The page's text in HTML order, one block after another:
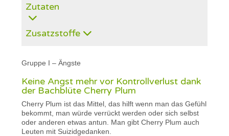
Zutaten
Zusatzstoffe
Gruppe I – Ängste
Keine Angst mehr vor Kontrollverlust dank
der Bachblüte Cherry Plum
Cherry Plum ist das Mittel, das hilft wenn man das Gefühl
bekommt, man würde verrückt werden oder sich selbst
oder anderen etwas antun. Man gibt Cherry Plum auch
Leuten mit Suizidgedanken.